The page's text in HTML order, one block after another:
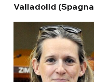
Valladolid